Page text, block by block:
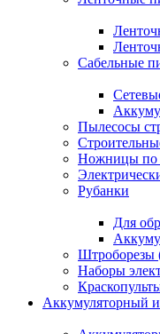
Сабельные
Пылесосы
Ножницы по
Рубанки
Для
Штроборезы
Наборы
Аккумуляторный